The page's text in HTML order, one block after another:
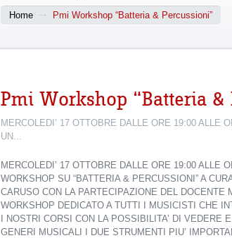
Home Pmi Workshop “Batteria & Percussioni”
Pmi Workshop “Batteria &
MERCOLEDI’ 17 OTTOBRE DALLE ORE 19:00 ALLE
UN...
MERCOLEDI’ 17 OTTOBRE DALLE ORE 19:00 ALLE
WORKSHOP SU “BATTERIA & PERCUSSIONI” A
CARUSO CON LA PARTECIPAZIONE DEL DOCENTE
WORKSHOP DEDICATO A TUTTI I MUSICISTI CHE
I NOSTRI CORSI CON LA POSSIBILITA’ DI VEDERE
GENERI MUSICALI I DUE STRUMENTI PIU’